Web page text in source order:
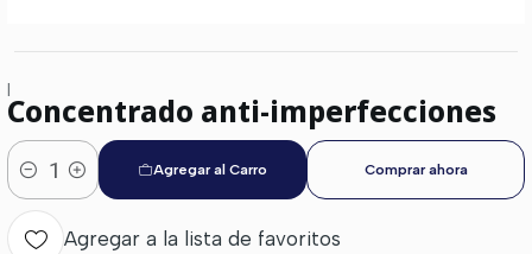
|
Concentrado anti-imperfecciones
Cantidad
Agregar al Carro Comprar ahora
Agregar a la lista de favoritos